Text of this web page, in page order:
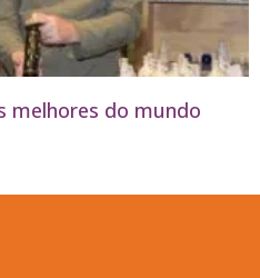
melhores do mundo